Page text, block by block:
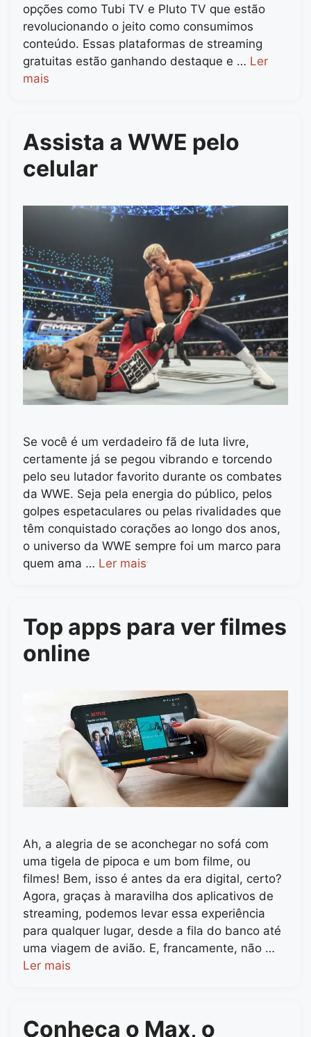
opções como Tubi TV e Pluto TV que estão
revolucionando o jeito como consumimos
conteúdo. Essas plataformas de streaming
gratuitas estão ganhando destaque e … Ler
mais
Assista a WWE pelo
celular
Se você é um verdadeiro fã de luta livre,
certamente já se pegou vibrando e torcendo
pelo seu lutador favorito durante os combates
da WWE. Seja pela energia do público, pelos
golpes espetaculares ou pelas rivalidades que
têm conquistado corações ao longo dos anos,
o universo da WWE sempre foi um marco para
quem ama … Ler mais
Top apps para ver filmes
online
Ah, a alegria de se aconchegar no sofá com
uma tigela de pipoca e um bom filme, ou
filmes! Bem, isso é antes da era digital, certo?
Agora, graças à maravilha dos aplicativos de
streaming, podemos levar essa experiência
para qualquer lugar, desde a fila do banco até
uma viagem de avião. E, francamente, não …
Ler mais
Conheça o Max, o